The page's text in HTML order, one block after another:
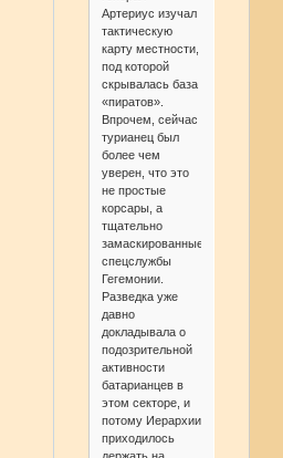
Артериус изучал
тактическую
карту местности,
под которой
скрывалась база
«пиратов».
Впрочем, сейчас
турианец был
более чем
уверен, что это
не простые
корсары, а
тщательно
замаскированные
спецслужбы
Гегемонии.
Разведка уже
давно
докладывала о
подозрительной
активности
батарианцев в
этом секторе, и
потому Иерархии
приходилось